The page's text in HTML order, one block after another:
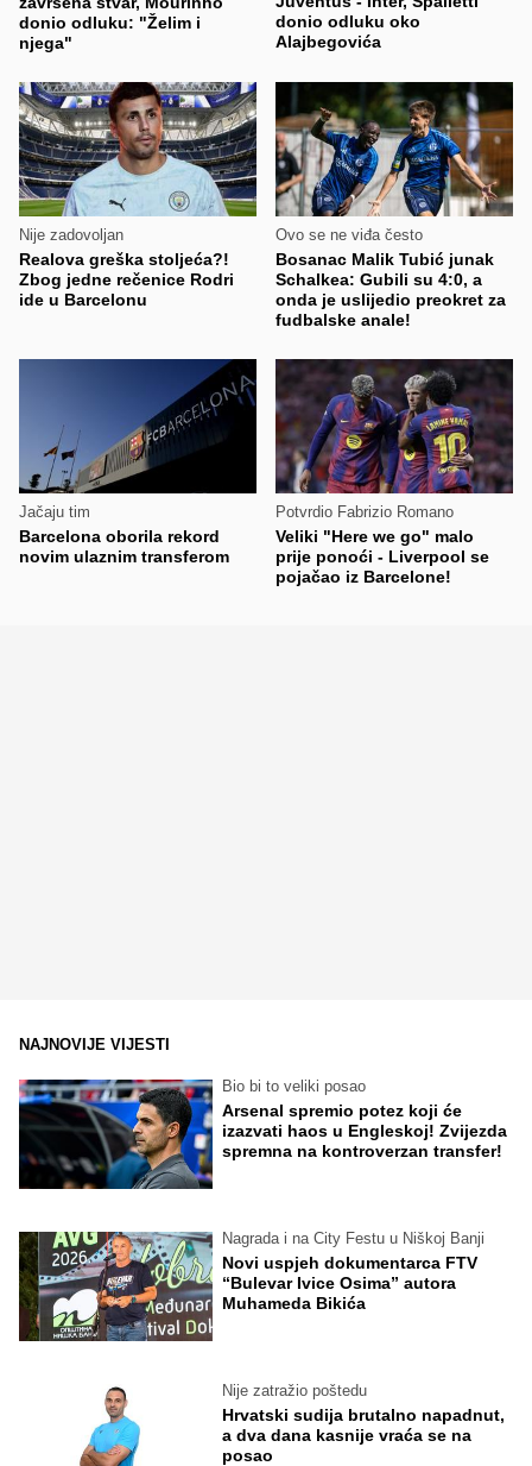
donio odluku: "Želim i
njega"
donio odluku oko
Alajbegovića
Nije zadovoljan
Realova greška stoljeća?!
Zbog jedne rečenice Rodri
ide u Barcelonu
Ovo se ne viđa često
Bosanac Malik Tubić junak
Schalkea: Gubili su 4:0, a
onda je uslijedio preokret za
fudbalske anale!
Jačaju tim
Barcelona oborila rekord
novim ulaznim transferom
Potvrdio Fabrizio Romano
Veliki "Here we go" malo
prije ponoći - Liverpool se
pojačao iz Barcelone!
NAJNOVIJE VIJESTI
Bio bi to veliki posao
Arsenal spremio potez koji će
izazvati haos u Engleskoj! Zvijezda
spremna na kontroverzan transfer!
Nagrada i na City Festu u Niškoj Banji
Novi uspjeh dokumentarca FTV
“Bulevar Ivice Osima” autora
Muhameda Bikića
Nije zatražio poštedu
Hrvatski sudija brutalno napadnut,
a dva dana kasnije vraća se na
posao